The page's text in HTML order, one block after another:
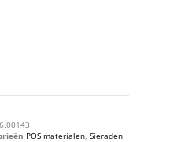
POS materialen, Sieraden